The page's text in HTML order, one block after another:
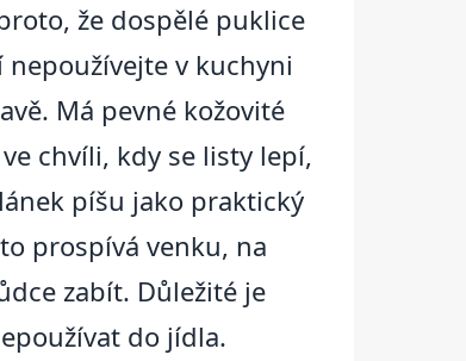
že dospělé puklice
v kuchyni
Má pevné kožovité
chvíli, kdy se listy lepí,
píšu jako praktický
prospívá venku, na
zabít. Důležité je
do jídla.